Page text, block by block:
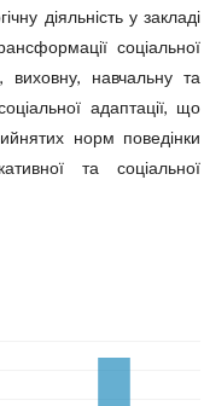
діяльність у закладі
соціальної
виховну, навчальну та
адаптації, що
норм поведінки
та соціальної